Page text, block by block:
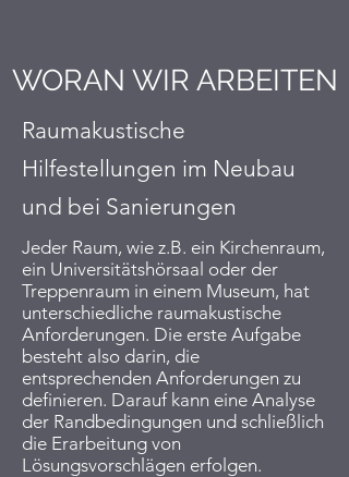
WORAN WIR ARBEITEN
Raumakustische
Hilfestellungen im Neubau
und bei Sanierungen
Jeder Raum, wie z.B. ein Kirchenraum,
ein Universitätshörsaal oder der
Treppenraum in einem Museum, hat
unterschiedliche raumakustische
Anforderungen. Die erste Aufgabe
besteht also darin, die
entsprechenden Anforderungen zu
definieren. Darauf kann eine Analyse
der Randbedingungen und schließlich
die Erarbeitung von
Lösungsvorschlägen erfolgen.